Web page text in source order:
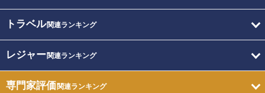
トラベル関連ランキング
レジャー関連ランキング
専門家評価関連ランキング